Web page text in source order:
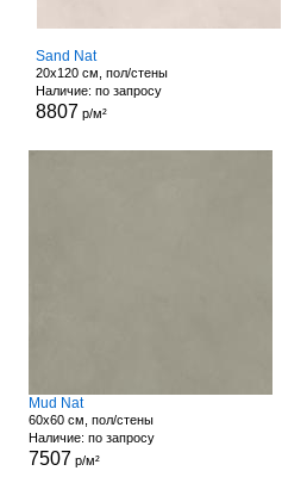
Sand Nat
20x120 см, пол/стены
Наличие: по запросу
8807 р/м²
Mud Nat
60x60 см, пол/стены
Наличие: по запросу
7507 р/м²